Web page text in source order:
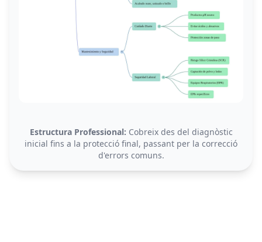
Estructura Professional: Cobreix des del diagnòstic
inicial fins a la protecció final, passant per la correcció
d'errors comuns.